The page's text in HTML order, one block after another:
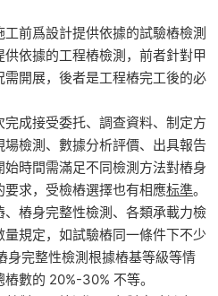
工前爲設計提供依據的試驗樁檢測
依據的工程樁檢測，前者針對甲
需開展，後者是工程樁完工後的必
完成接受委托、調查資料、制定方
場檢測、數據分析評價、出具報告
時間需滿足不同檢測方法對樁身
要求，受檢樁選擇也有相應标準。
、樁身完整性檢測、各類承載力檢
規定，如試驗樁同一條件下不少
身完整性檢測根據樁基等級等情
數的 20%-30% 不等。